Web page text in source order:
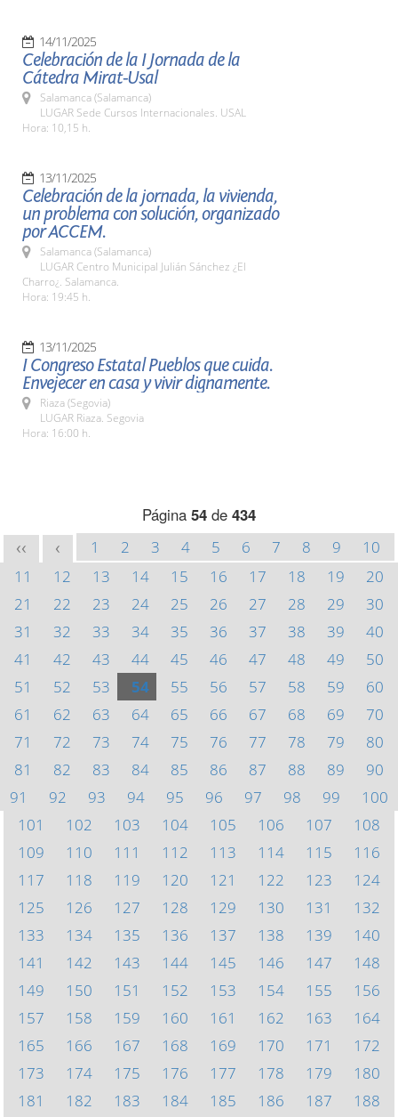
14/11/2025
Celebración de la I Jornada de la
Cátedra Mirat-Usal
Salamanca (Salamanca)
LUGAR Sede Cursos Internacionales. USAL
Hora: 10,15 h.
13/11/2025
Celebración de la jornada, la vivienda,
un problema con solución, organizado
por ACCEM.
Salamanca (Salamanca)
LUGAR Centro Municipal Julián Sánchez ¿El
Charro¿. Salamanca.
Hora: 19:45 h.
13/11/2025
I Congreso Estatal Pueblos que cuida.
Envejecer en casa y vivir dignamente.
Riaza (Segovia)
LUGAR Riaza. Segovia
Hora: 16:00 h.
Página 54 de 434
<< < 1 2 3 4 5 6 7 8 9
10
11
12 13 14 15 16 17 18 19
20
21
22 23 24 25 26 27 28 29
30
31
32 33 34 35 36 37 38 39
40
41
42 43 44 45 46 47 48 49
50
51
52 53 54 55 56 57 58 59
60
61
62 63 64 65 66 67 68 69
70
71
72 73 74 75 76 77 78 79
80
81
82 83 84 85 86 87 88 89
90
91
92 93 94 95 96 97 98 99
100
101
102 103 104 105 106 107
108
109
110 111 112 113 114 115
116
117
118 119 120 121 122 123
124
125
126 127 128 129 130 131
132
133
134 135 136 137 138 139
140
141
142 143 144 145 146 147
148
149
150 151 152 153 154 155
156
157
158 159 160 161 162 163
164
165
166 167 168 169 170 171
172
173
174 175 176 177 178 179
180
181
182 183 184 185 186 187
188